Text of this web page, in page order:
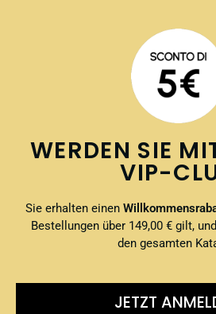
WERDEN SIE
VIP-
Sie erhalten einen
Bestellungen über 149,00 € gilt, und
den gesamten
JETZT